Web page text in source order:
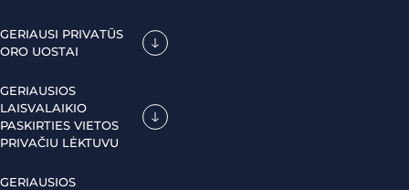
GERIAUSI PRIVATŪS
ORO UOSTAI
GERIAUSIOS
LAISVALAIKIO
PASKIRTIES VIETOS
PRIVAČIU LĖKTUVU
GERIAUSIOS